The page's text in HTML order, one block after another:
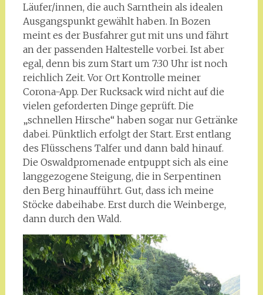
Läufer/innen, die auch Sarnthein als idealen
Ausgangspunkt gewählt haben. In Bozen
meint es der Busfahrer gut mit uns und fährt
an der passenden Haltestelle vorbei. Ist aber
egal, denn bis zum Start um 7:30 Uhr ist noch
reichlich Zeit. Vor Ort Kontrolle meiner
Corona-App. Der Rucksack wird nicht auf die
vielen geforderten Dinge geprüft. Die
„schnellen Hirsche“ haben sogar nur Getränke
dabei. Pünktlich erfolgt der Start. Erst entlang
des Flüsschens Talfer und dann bald hinauf.
Die Oswaldpromenade entpuppt sich als eine
langgezogene Steigung, die in Serpentinen
den Berg hinaufführt. Gut, dass ich meine
Stöcke dabeihabe. Erst durch die Weinberge,
dann durch den Wald.